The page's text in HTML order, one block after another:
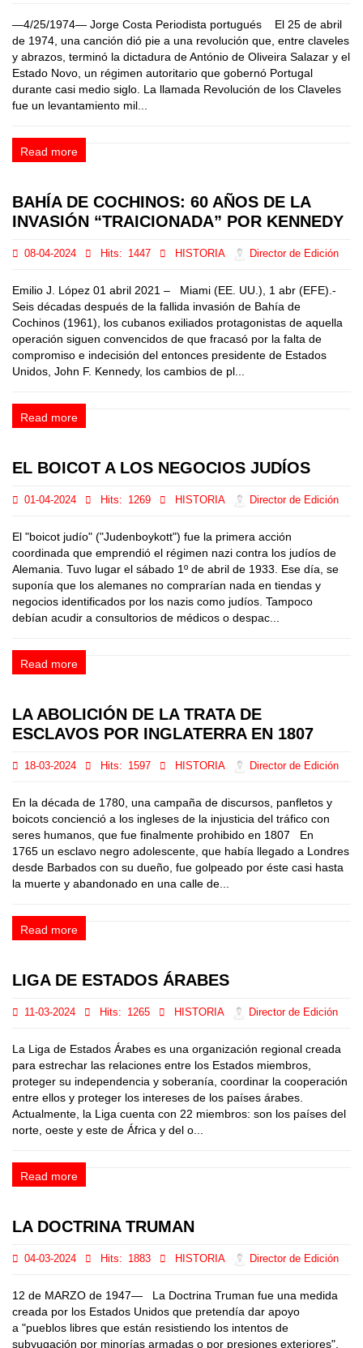
—4/25/1974— Jorge Costa Periodista portugués El 25 de abril
de 1974, una canción dió pie a una revolución que, entre claveles
y abrazos, terminó la dictadura de António de Oliveira Salazar y el
Estado Novo, un régimen autoritario que gobernó Portugal
durante casi medio siglo. La llamada Revolución de los Claveles
fue un levantamiento mil...
Read more
BAHÍA DE COCHINOS: 60 AÑOS DE LA
INVASIÓN “TRAICIONADA” POR KENNEDY
08-04-2024 Hits: 1447 HISTORIA Director de Edición
Emilio J. López 01 abril 2021 – Miami (EE. UU.), 1 abr (EFE).-
Seis décadas después de la fallida invasión de Bahía de
Cochinos (1961), los cubanos exiliados protagonistas de aquella
operación siguen convencidos de que fracasó por la falta de
compromiso e indecisión del entonces presidente de Estados
Unidos, John F. Kennedy, los cambios de pl...
Read more
EL BOICOT A LOS NEGOCIOS JUDÍOS
01-04-2024 Hits: 1269 HISTORIA Director de Edición
El "boicot judío" ("Judenboykott") fue la primera acción
coordinada que emprendió el régimen nazi contra los judíos de
Alemania. Tuvo lugar el sábado 1º de abril de 1933. Ese día, se
suponía que los alemanes no comprarían nada en tiendas y
negocios identificados por los nazis como judíos. Tampoco
debían acudir a consultorios de médicos o despac...
Read more
LA ABOLICIÓN DE LA TRATA DE
ESCLAVOS POR INGLATERRA EN 1807
18-03-2024 Hits: 1597 HISTORIA Director de Edición
En la década de 1780, una campaña de discursos, panfletos y
boicots concienció a los ingleses de la injusticia del tráfico con
seres humanos, que fue finalmente prohibido en 1807 En
1765 un esclavo negro adolescente, que había llegado a Londres
desde Barbados con su dueño, fue golpeado por éste casi hasta
la muerte y abandonado en una calle de...
Read more
LIGA DE ESTADOS ÁRABES
11-03-2024 Hits: 1265 HISTORIA Director de Edición
La Liga de Estados Árabes es una organización regional creada
para estrechar las relaciones entre los Estados miembros,
proteger su independencia y soberanía, coordinar la cooperación
entre ellos y proteger los intereses de los países árabes.
Actualmente, la Liga cuenta con 22 miembros: son los países del
norte, oeste y este de África y del o...
Read more
LA DOCTRINA TRUMAN
04-03-2024 Hits: 1883 HISTORIA Director de Edición
12 de MARZO de 1947— La Doctrina Truman fue una medida
creada por los Estados Unidos que pretendía dar apoyo
a "pueblos libres que están resistiendo los intentos de
subyugación por minorías armadas o por presiones exteriores",